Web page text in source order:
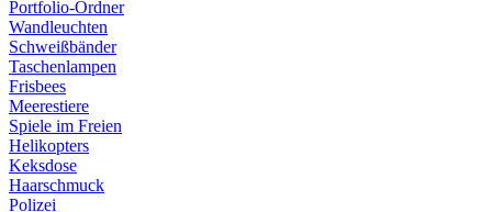
Portfolio-Ordner
Wandleuchten
Schweißbänder
Taschenlampen
Frisbees
Meerestiere
Spiele im Freien
Helikopters
Keksdose
Haarschmuck
Polizei